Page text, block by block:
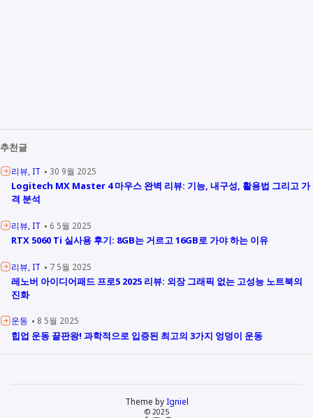
추천글
리뷰 IT 30 9월 2025
Logitech MX Master 4 마우스 완벽 리뷰: 기능, 내구성, 활용법 그리고 가
격 분석
리뷰 IT 6 5월 2025
RTX 5060 Ti 실사용 후기: 8GB는 거르고 16GB로 가야 하는 이유
리뷰 IT 7 5월 2025
레노버 아이디어패드 프로5 2025 리뷰: 외장 그래픽 없는 고성능 노트북의
진화
운동 8 5월 2025
힙업 운동 끝판왕! 과학적으로 입증된 최고의 3가지 엉덩이 운동
Theme by Igniel
© 2025